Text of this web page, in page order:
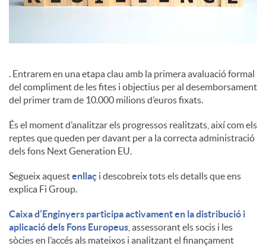
. Entrarem en una etapa clau amb la primera avaluació formal
del compliment de les fites i objectius per al desemborsament
del primer tram de 10.000 milions d’euros fixats.
És el moment d’analitzar els progressos realitzats, així com els
reptes que queden per davant per a la correcta administració
dels fons Next Generation EU.
Segueix aquestenllaç i descobreix tots els detalls que ens
explica Fi Group.
Caixa d’Enginyers participa activament en la distribució i
aplicació dels Fons Europeus , assessorant els socis i les
sòcies en l’accés als mateixos i analitzant el finançament